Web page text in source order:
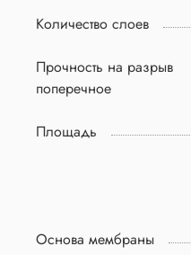
Количество слоев
Прочность на разрыв
поперечное
Площадь
Основа мембраны